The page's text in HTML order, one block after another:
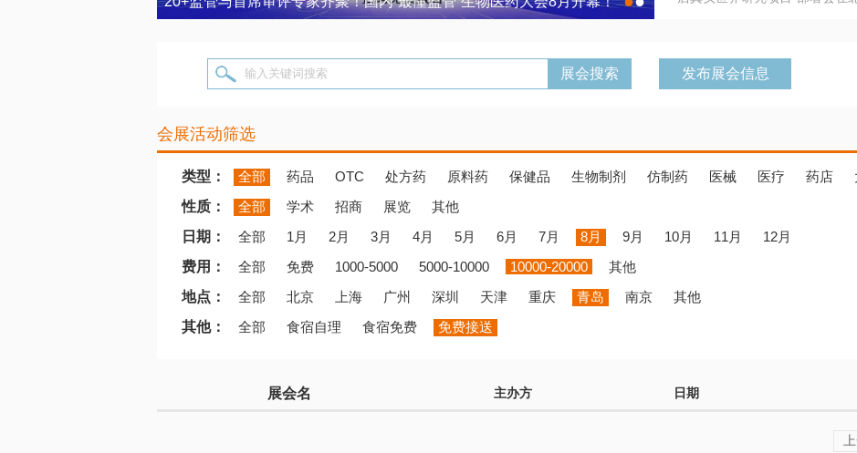
输入关键词搜索 发布展会信息
会展活动筛选
类型： 全部 药品 OTC 处方药 原料药 保健品 生物制剂 仿制药 医械 医疗 药店
性质：
全部 学术 招商 展览
其他
日期：
全部 1月 2月 3月 4月 5月 6月 7月 8月 9月 10月 11月
12月
费用：
全部 免费 1000-5000 5000-10000 10000-20000
其他
地点：
全部 北京 上海 广州 深圳 天津 重庆 青岛 南京
其他
其他：
全部 食宿自理 食宿免费 免费接送
展会名 主办方 日期